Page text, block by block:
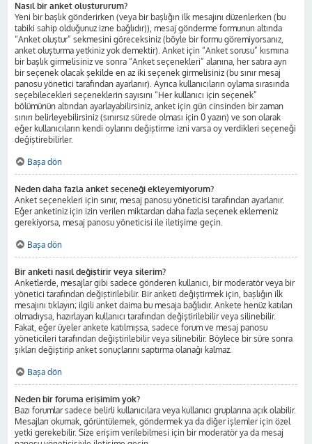
Nasıl bir anket oluştururum?
Yeni bir başlık gönderirken (veya bir başlığın ilk mesajını düzenlerken (bu
tabiki sahip olduğunuz izne bağlıdır)), mesaj gönderme formunun altında
“Anket oluştur” sekmesini göreceksiniz (böyle bir formu göremiyorsanız,
anket oluşturma yetkiniz yok demektir). Anket için “Anket sorusu” kısmına
bir başlık girmelisiniz ve sonra “Anket seçenekleri” alanına, her satıra ayrı
bir seçenek olacak şekilde en az iki seçenek girmelisiniz (bu sınır mesaj
panosu yönetici tarafından ayarlanır). Ayrıca kullanıcıların oylama sırasında
seçebilecekleri seçeneklerin sayısını “Her kullanıcı için seçenek”
bölümünün altından ayarlayabilirsiniz, anket için gün cinsinden bir zaman
sınırı belirleyebilirsiniz (sınırsız sürede olması için 0 yazın) ve son olarak
eğer kullanıcıların kendi oylarını değiştirme izni varsa oy verdikleri seçeneği
değiştirebilirler.
Başa dön
Neden daha fazla anket seçeneği ekleyemiyorum?
Anket seçenekleri için sınır, mesaj panosu yöneticisi tarafından ayarlanır.
Eğer anketiniz için izin verilen miktardan daha fazla seçenek eklemeniz
gerekiyorsa, mesaj panosu yöneticisi ile iletişime geçin.
Başa dön
Bir anketi nasıl değiştirir veya silerim?
Anketlerde, mesajlar gibi sadece gönderen kullanıcı, bir moderatör veya bir
yönetici tarafından değiştirilebilir. Bir anketi değiştirmek için, başlığın ilk
mesajını tıklayın; ilgili anket daima bu mesaja bağlıdır. Ankete henüz katılan
olmadıysa, hazırlayan kullanıcı tarafından değiştirilebilir veya silinebilir.
Fakat, eğer üyeler ankete katılmışsa, sadece forum ve mesaj panosu
yöneticileri tarafından değiştirilebilir veya silinebilir. Böylece bir süre sonra
şıkları değiştirip anket sonuçlarını saptırma olanağı kalmaz.
Başa dön
Neden bir foruma erişimim yok?
Bazı forumlar sadece belirli kullanıcılara veya kullanıcı gruplarına açık olabilir.
Mesajları okumak, görüntülemek, göndermek ya da diğer işlemler için özel
yetki gerekebilir. Size erişim verilebilmesi için bir moderatör ya da mesaj